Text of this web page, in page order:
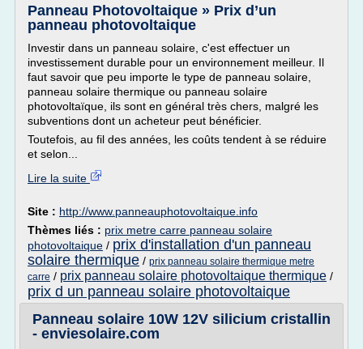
Panneau Photovoltaique » Prix d’un
panneau photovoltaique
Investir dans un panneau solaire, c'est effectuer un
investissement durable pour un environnement meilleur. Il
faut savoir que peu importe le type de panneau solaire,
panneau solaire thermique ou panneau solaire
photovoltaïque, ils sont en général très chers, malgré les
subventions dont un acheteur peut bénéficier.
Toutefois, au fil des années, les coûts tendent à se réduire
et selon...
Lire la suite
Site : http://www.panneauphotovoltaique.info
Thèmes liés : prix metre carre panneau solaire
photovoltaique / prix d'installation d'un panneau
solaire thermique / prix panneau solaire thermique metre
carre / prix panneau solaire photovoltaique thermique /
prix d un panneau solaire photovoltaique
Panneau solaire 10W 12V silicium cristallin
- enviesolaire.com